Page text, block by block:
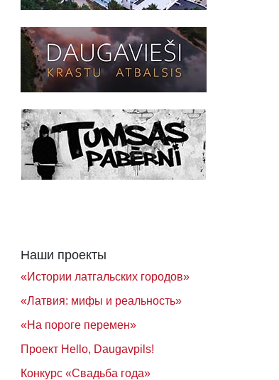
Наши проекты
«Истории латгальских городов»
«Латвия: мифы и реальность»
«На пороге перемен»
Проект Hello, Daugavpils!
Конкурс «Свадьба года»